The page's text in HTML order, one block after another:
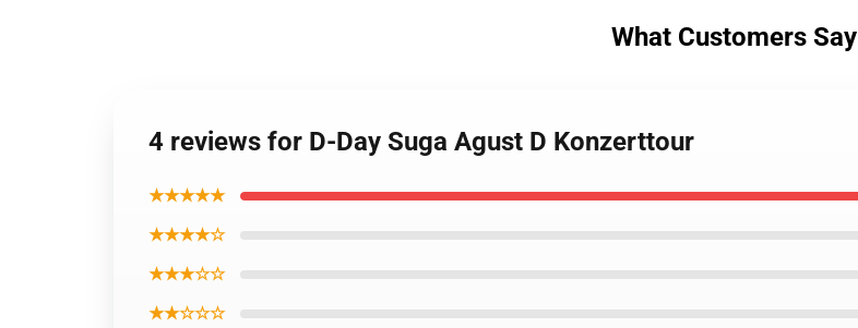
What Customers Say
4 reviews for D-Day Suga Agust D Konzerttour
★★★★★
★★★★☆
★★★☆☆
★★☆☆☆